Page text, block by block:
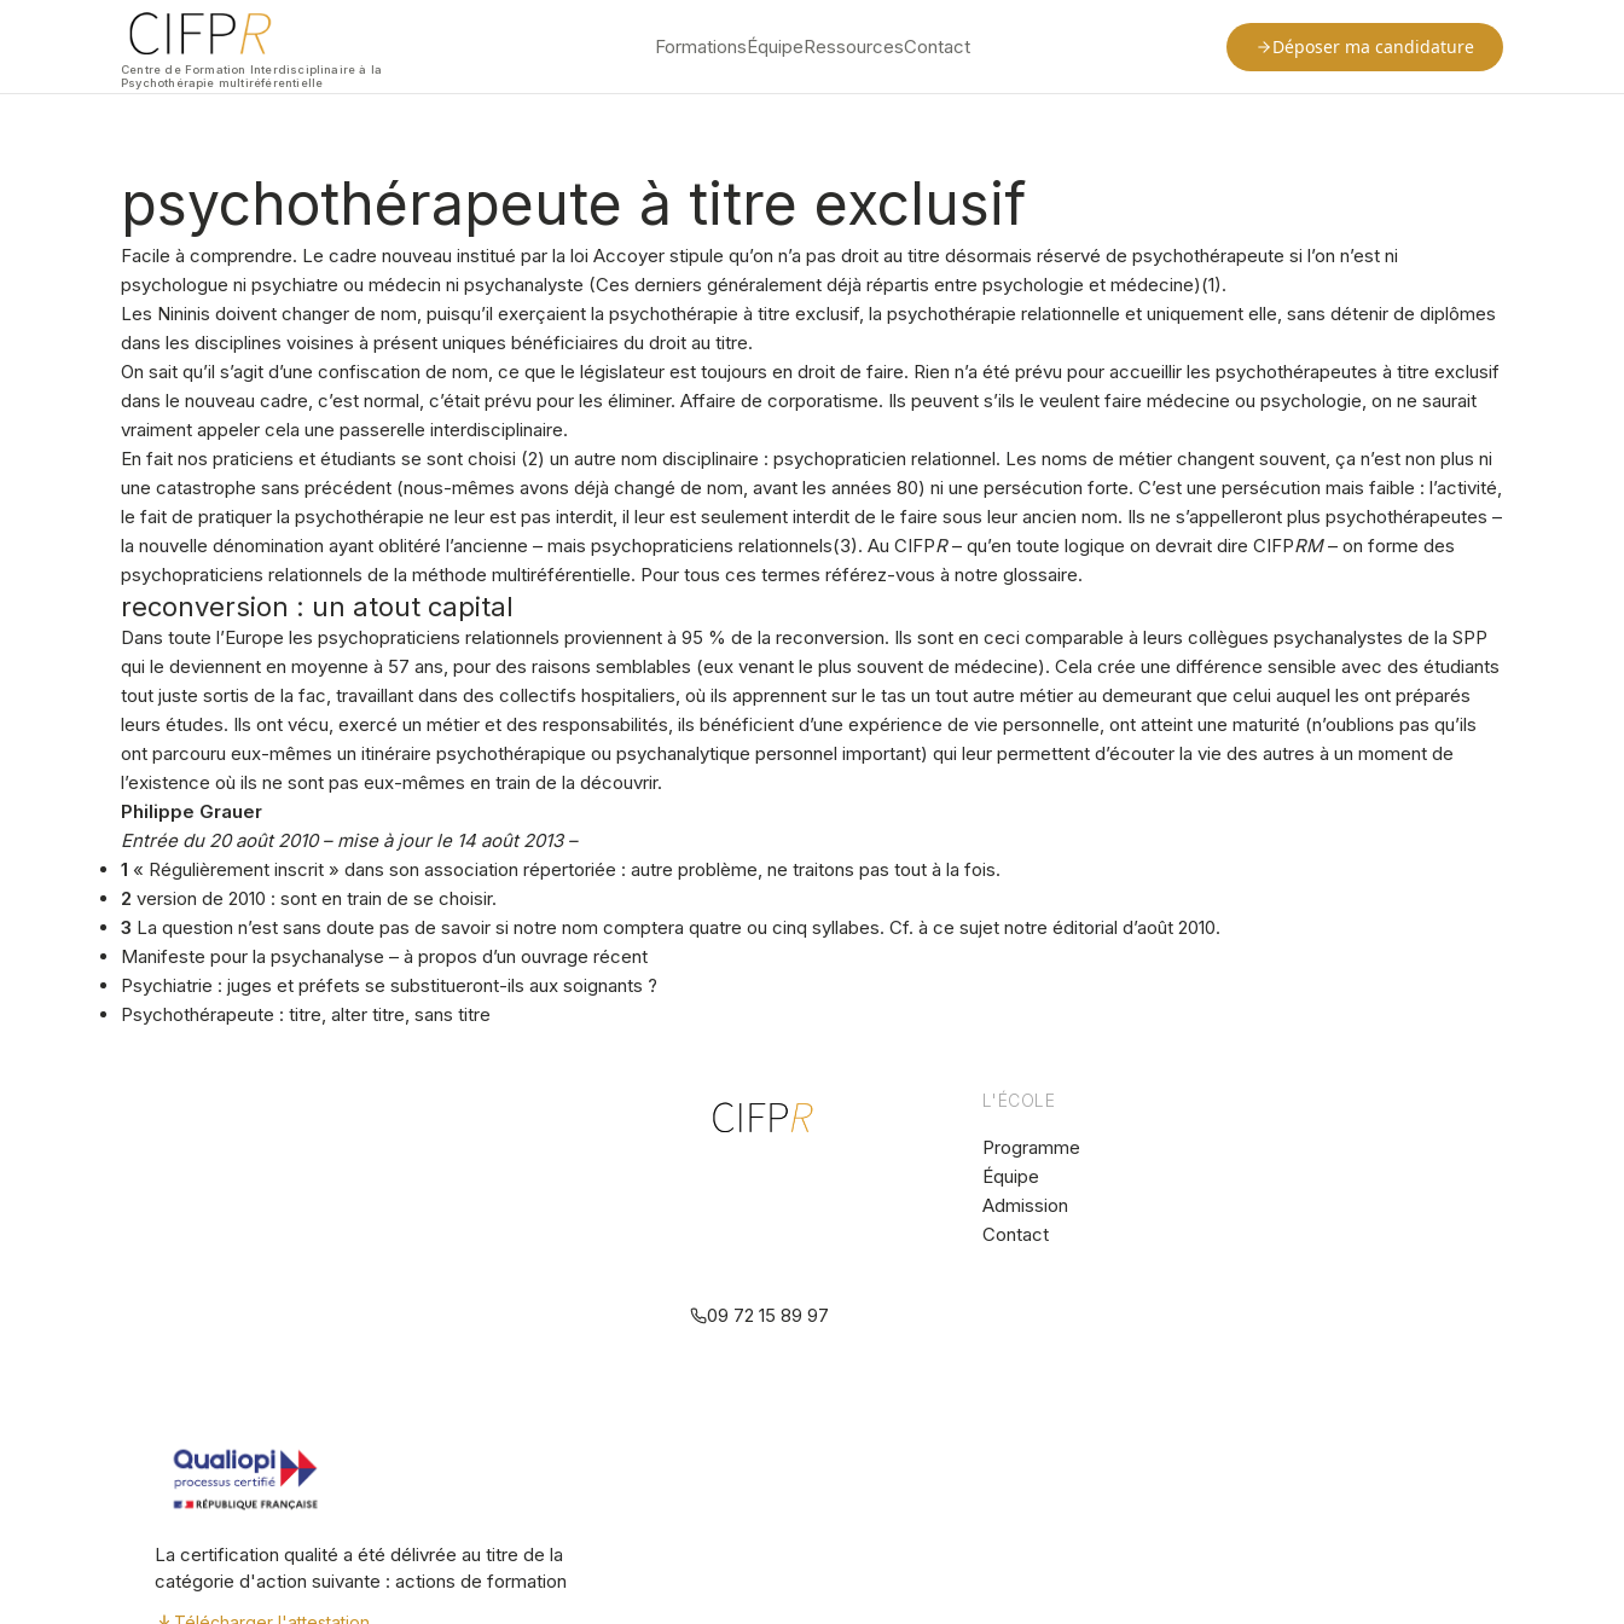
Centre de Formation Interdisciplinaire à la
Psychothérapie multiréférentielle
FormationsÉquipeRessourcesContact Déposer ma candidature
psychothérapeute à titre exclusif
Facile à comprendre. Le cadre nouveau institué par la loi Accoyer stipule qu’on n’a pas droit au titre désormais réservé de psychothérapeute si l’on n’est ni
psychologue ni psychiatre ou médecin ni psychanalyste (Ces derniers généralement déjà répartis entre psychologie et médecine)(1).
Les Nininis doivent changer de nom, puisqu’il exerçaient la psychothérapie à titre exclusif, la psychothérapie relationnelle et uniquement elle, sans détenir de diplômes
dans les disciplines voisines à présent uniques bénéficiaires du droit au titre.
On sait qu’il s’agit d’une confiscation de nom, ce que le législateur est toujours en droit de faire. Rien n’a été prévu pour accueillir les psychothérapeutes à titre exclusif
dans le nouveau cadre, c’est normal, c’était prévu pour les éliminer. Affaire de corporatisme. Ils peuvent s’ils le veulent faire médecine ou psychologie, on ne saurait
vraiment appeler cela une passerelle interdisciplinaire.
En fait nos praticiens et étudiants se sont choisi (2) un autre nom disciplinaire : psychopraticien relationnel. Les noms de métier changent souvent, ça n’est non plus ni
une catastrophe sans précédent (nous-mêmes avons déjà changé de nom, avant les années 80) ni une persécution forte. C’est une persécution mais faible : l’activité,
le fait de pratiquer la psychothérapie ne leur est pas interdit, il leur est seulement interdit de le faire sous leur ancien nom. Ils ne s’appelleront plus psychothérapeutes –
la nouvelle dénomination ayant oblitéré l’ancienne – mais psychopraticiens relationnels(3). Au CIFPR– qu’en toute logique on devrait dire CIFPRM– on forme des
psychopraticiens relationnels de la méthode multiréférentielle. Pour tous ces termes référez-vous à notre glossaire.
reconversion : un atout capital
Dans toute l’Europe les psychopraticiens relationnels proviennent à 95 % de la reconversion. Ils sont en ceci comparable à leurs collègues psychanalystes de la SPP
qui le deviennent en moyenne à 57 ans, pour des raisons semblables (eux venant le plus souvent de médecine). Cela crée une différence sensible avec des étudiants
tout juste sortis de la fac, travaillant dans des collectifs hospitaliers, où ils apprennent sur le tas un tout autre métier au demeurant que celui auquel les ont préparés
leurs études. Ils ont vécu, exercé un métier et des responsabilités, ils bénéficient d’une expérience de vie personnelle, ont atteint une maturité (n’oublions pas qu’ils
ont parcouru eux-mêmes un itinéraire psychothérapique ou psychanalytique personnel important) qui leur permettent d’écouter la vie des autres à un moment de
l’existence où ils ne sont pas eux-mêmes en train de la découvrir.
Philippe Grauer
Entrée du 20 août 2010 – mise à jour le 14 août 2013 –
1 « Régulièrement inscrit » dans son association répertoriée : autre problème, ne traitons pas tout à la fois.
2 version de 2010 : sont en train de se choisir.
3 La question n’est sans doute pas de savoir si notre nom comptera quatre ou cinq syllabes. Cf. à ce sujet notre éditorial d’août 2010.
Manifeste pour la psychanalyse – à propos d’un ouvrage récent
Psychiatrie : juges et préfets se substitueront-ils aux soignants ?
Psychothérapeute : titre, alter titre, sans titre
09 72 15 89 97
L'ÉCOLE
Programme
Équipe
Admission
Contact
La certification qualité a été délivrée au titre de la
catégorie d'action suivante : actions de formation